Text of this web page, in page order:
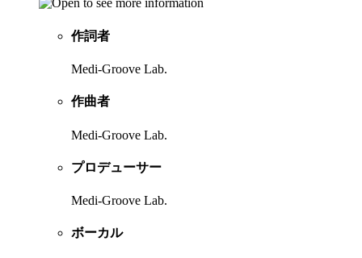
作詞者
Medi-Groove Lab.
作曲者
Medi-Groove Lab.
プロデューサー
Medi-Groove Lab.
ボーカル